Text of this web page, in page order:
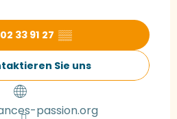
02 33 91 27 ▒▒
Sie uns
passion.org